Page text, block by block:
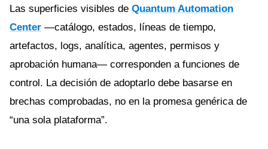
Las superficies visibles de Quantum Automation
Center —catálogo, estados, líneas de tiempo,
artefactos, logs, analítica, agentes, permisos y
aprobación humana— corresponden a funciones de
control. La decisión de adoptarlo debe basarse en
brechas comprobadas, no en la promesa genérica de
“una sola plataforma”.